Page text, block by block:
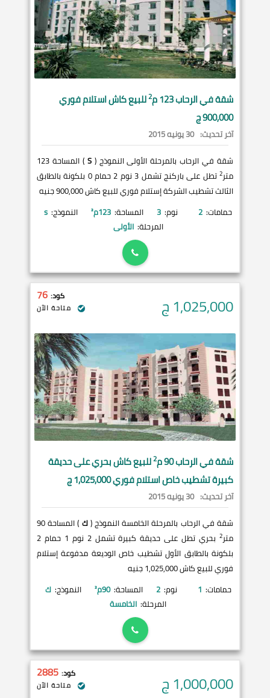
شقة فيالرحاب 2للبيع كاش استلام فوري
900,000 ج
آخر تحديث: 30 يونيه 2015
شقة في الرحاب بالمرحلة الأولى النموذج (S
) المساحة 123
متر2
تطل على باركنج تشمل 3 نوم 2 حمام 0 بلكونة بالطابق
الثالث تشطيب الشركة إستلام فوري للبيع كاش 900,000 جنيه
حمامات: 2 نوم: 3 المساحة: 123م² النموذج: s
المرحلة: الأولى
1,025,000ج كود: 76
متاحة الآن
شقة فيالرحاب90 م 2للبيع كاش بحري على حديقة
كبيرة تشطيب خاص استلام فوري 1,025,000 ج
آخر تحديث: 30 يونيه 2015
شقة في الرحاب بالمرحلة الخامسة النموذج (ك
) المساحة 90
متر2
بحري تطل على حديقة كبيرة تشمل 2 نوم 1 حمام 2
بلكونة بالطابق الأول تشطيب خاص الوديعة مدفوعة إستلام
فوري للبيع كاش 1,025,000 جنيه
حمامات: 1 نوم: 2 المساحة: 90م² النموذج: ك
المرحلة: الخامسة
1,000,000ج كود: 2885
متاحة الآن